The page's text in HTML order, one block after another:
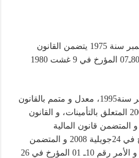
1- أمر رقم 75ـ58 مؤرخ في 26 سبتمبر سنة 1975 يتضمن القانون
المدني معدل و متمم بالقانون رقم 80ـ07 المؤرخ في 9 غشت 1980
2- أمر رقم 95ـ 07 مؤرخ في 25 يناير سنة1995، معدل و متمم بالقانون
رقم 06ـ 04 مؤرخ في 20 فبراير 2006 المتعلق بالتأمينات، و القانون
رقم 06 ـ 24 مؤرخ في 26/12/2006 و المتضمن قانون المالية
لسنة2007،و الأمر رقم08 ـ 02 مؤرخ في 24جويلية 2008 و المتضمن
قانون المالية التكميلي لسنة 2008 ، و الأمر رقم 10ـ 01 المؤرخ في 26